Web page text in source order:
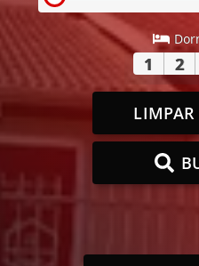
1 2
LIMPAR